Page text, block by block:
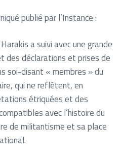
publié par l’Instance :
a suivi avec une grande
des déclarations et prises de
soi-disant « membres » du
qui ne reflètent, en
étriquées et des
avec l’histoire du
de militantisme et sa place